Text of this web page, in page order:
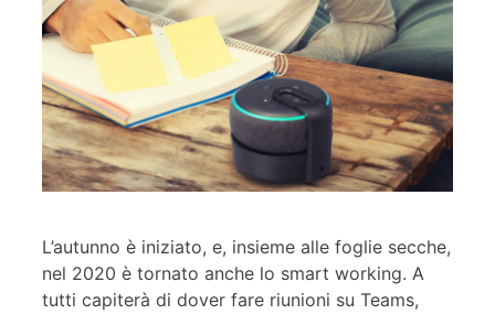
L’autunno è iniziato, e, insieme alle foglie secche,
nel 2020 è tornato anche lo smart working. A
tutti capiterà di dover fare riunioni su Teams,